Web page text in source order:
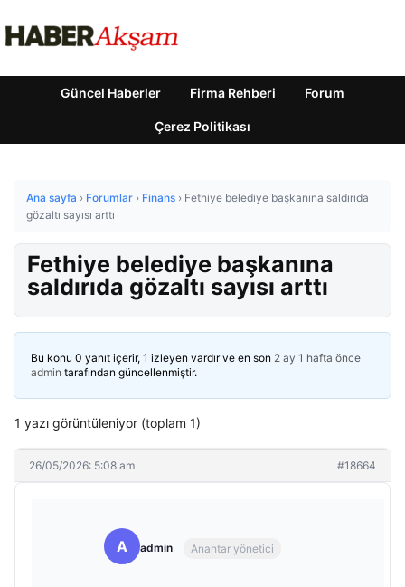
Güncel Haberler Firma Rehberi Forum
Çerez Politikası
Ana sayfa › Forumlar › Finans › Fethiye belediye başkanına saldırıda
gözaltı sayısı arttı
Fethiye belediye başkanına
saldırıda gözaltı sayısı arttı
Bu konu 0 yanıt içerir, 1 izleyen vardır ve en son 2 ay 1 hafta önce
admin tarafından güncellenmiştir.
1 yazı görüntüleniyor (toplam 1)
26/05/2026: 5:08 am #18664
A admin Anahtar yönetici